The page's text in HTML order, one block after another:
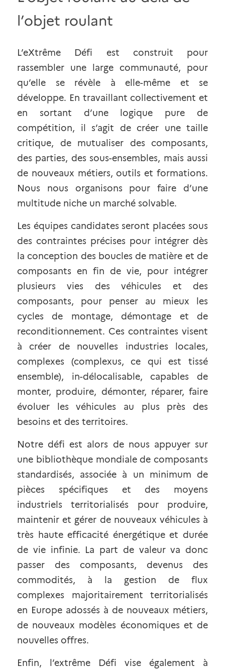
l’objet roulant
L’eXtrême Défi est construit pour
rassembler une large communauté, pour
qu’elle se révèle à elle-même et se
développe. En travaillant collectivement et
en sortant d’une logique pure de
compétition, il s’agit de créer une taille
critique, de mutualiser des composants,
des parties, des sous-ensembles, mais aussi
de nouveaux métiers, outils et formations.
Nous nous organisons pour faire d’une
multitude niche un marché solvable.
Les équipes candidates seront placées sous
des contraintes précises pour intégrer dès
la conception des boucles de matière et de
composants en fin de vie, pour intégrer
plusieurs vies des véhicules et des
composants, pour penser au mieux les
cycles de montage, démontage et de
reconditionnement. Ces contraintes visent
à créer de nouvelles industries locales,
complexes (complexus, ce qui est tissé
ensemble), in-délocalisable, capables de
monter, produire, démonter, réparer, faire
évoluer les véhicules au plus près des
besoins et des territoires.
Notre défi est alors de nous appuyer sur
une bibliothèque mondiale de composants
standardisés, associée à un minimum de
pièces spécifiques et des moyens
industriels territorialisés pour produire,
maintenir et gérer de nouveaux véhicules à
très haute efficacité énergétique et durée
de vie infinie. La part de valeur va donc
passer des composants, devenus des
commodités, à la gestion de flux
complexes majoritairement territorialisés
en Europe adossés à de nouveaux métiers,
de nouveaux modèles économiques et de
nouvelles offres.
Enfin, l’extrême Défi vise également à